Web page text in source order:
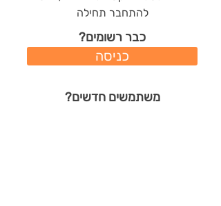
להתחבר תחילה
כבר רשומים?
כניסה
משתמשים חדשים?